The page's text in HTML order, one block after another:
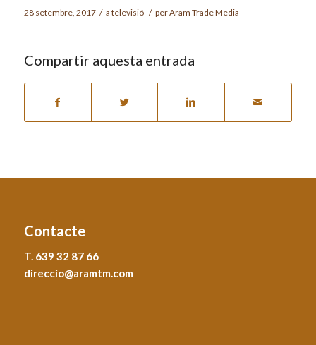
28 setembre, 2017 / a televisió / perAram Trade Media
Compartir aquesta entrada
Contacte
T. 639 32 87 66
direccio@aramtm.com